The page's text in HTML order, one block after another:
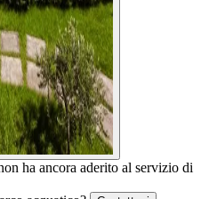
ha ancora aderito al servizio di